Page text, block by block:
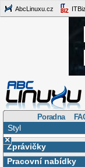
AbcLinuxu.cz
Poradna
Styl
×
Zprávičky
Pracovní nabídky